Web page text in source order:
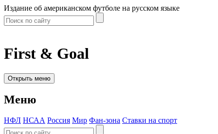
Издание об американском футболе на русском языке
First & Goal
Открыть меню
Меню
НФЛ НСАА Россия Мир Фан-зона Ставки на спорт